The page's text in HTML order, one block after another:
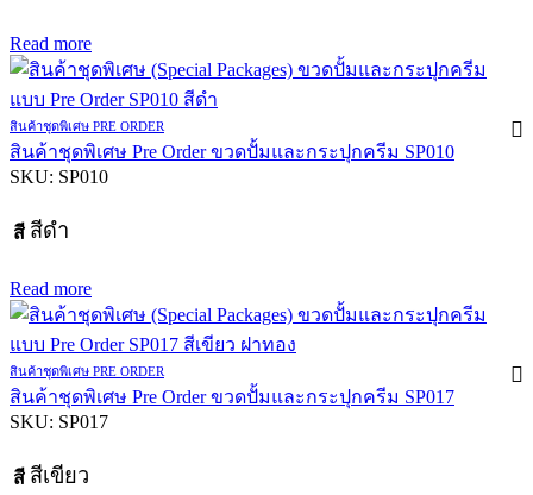
Read more
สินค้าชุดพิเศษ PRE ORDER
สินค้าชุดพิเศษ Pre Order ขวดปั้มและกระปุกครีม SP010
SKU: SP010
สี สีดำ
Read more
สินค้าชุดพิเศษ PRE ORDER
สินค้าชุดพิเศษ Pre Order ขวดปั้มและกระปุกครีม SP017
SKU: SP017
สี สีเขียว